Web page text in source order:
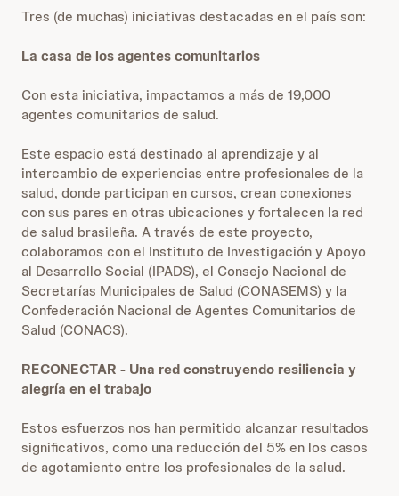
Tres (de muchas) iniciativas destacadas en el país son:
La casa de los agentes comunitarios
Con esta iniciativa, impactamos a más de 19,000
agentes comunitarios de salud.
Este espacio está destinado al aprendizaje y al
intercambio de experiencias entre profesionales de la
salud, donde participan en cursos, crean conexiones
con sus pares en otras ubicaciones y fortalecen la red
de salud brasileña. A través de este proyecto,
colaboramos con el Instituto de Investigación y Apoyo
al Desarrollo Social (IPADS), el Consejo Nacional de
Secretarías Municipales de Salud (CONASEMS) y la
Confederación Nacional de Agentes Comunitarios de
Salud (CONACS).
RECONECTAR - Una red construyendo resiliencia y
alegría en el trabajo
Estos esfuerzos nos han permitido alcanzar resultados
significativos, como una reducción del 5% en los casos
de agotamiento entre los profesionales de la salud.